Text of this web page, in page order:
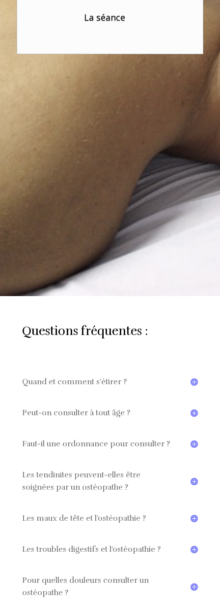
La séance
Questions fréquentes :
Quand et comment s'étirer ?
Peut-on consulter à tout âge ?
Faut-il une ordonnance pour consulter ?
Les tendinites peuvent-elles être
soignées par un ostéopathe ?
Les maux de tête et l’ostéopathie ?
Les troubles digestifs et l’ostéopathie ?
Pour quelles douleurs consulter un
ostéopathe ?